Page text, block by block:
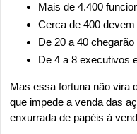
Mais de 4.400
Cerca de 400
De 20 a 40
De 4 a 8 executivos
Mas essa fortuna não vira
que impede a venda das
enxurrada de papéis à